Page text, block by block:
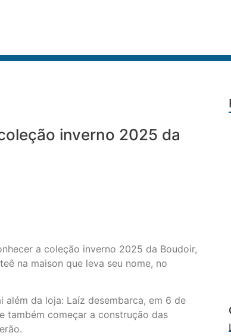
inverno 2025 da
a coleção inverno 2025 da Boudoir,
na maison que leva seu nome, no
da loja: Laíz desembarca, em 6 de
também começar a construção das